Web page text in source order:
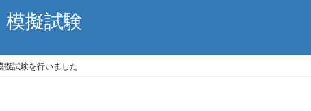
模擬試験
擬試験を行いました